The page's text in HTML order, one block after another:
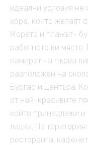
идеални условия не
хора, които желаят
Морето и плажът-
работното ви
намират на първа
разположен на
Бургас и центъра.
от най-красивите
който принадлежи
лодки. На
ресторанта;